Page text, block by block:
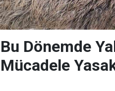
Bu Dönemde
Mücadele